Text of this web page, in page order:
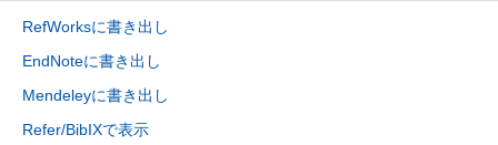
RefWorksに書き出し
EndNoteに書き出し
Mendeleyに書き出し
Refer/BibIXで表示